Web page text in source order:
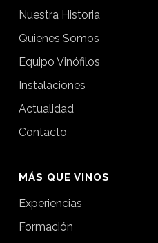
Nuestra Historia
Quienes Somos
Equipo Vinófilos
Instalaciones
Actualidad
Contacto
MÁS QUE VINOS
Experiencias
Formación